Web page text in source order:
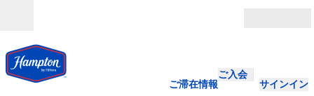
ご滞在情報
ご入会
サインイン